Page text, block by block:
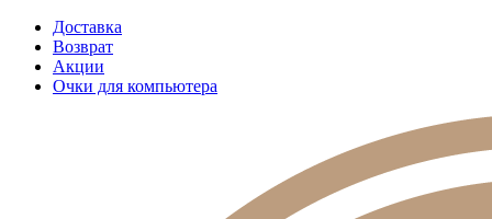
Доставка
Возврат
Акции
Очки для компьютера